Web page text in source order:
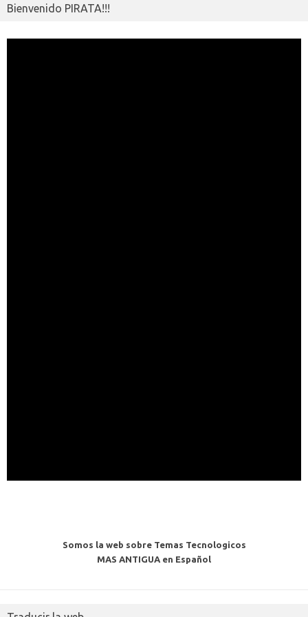
Bienvenido PIRATA!!!
Somos la web sobre Temas Tecnologicos
MAS ANTIGUA en Español